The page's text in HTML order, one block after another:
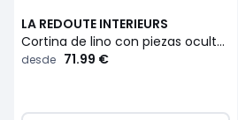
LA REDOUTE INTERIEURS
Cortina de lino con piezas ocultas, Elba
desde 71.99 €